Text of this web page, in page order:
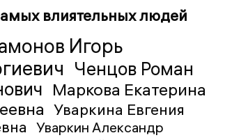
влиятельных людей
Игорь
Ченцов Роман
Маркова Екатерина
Уваркина Евгения
Уваркин Александр